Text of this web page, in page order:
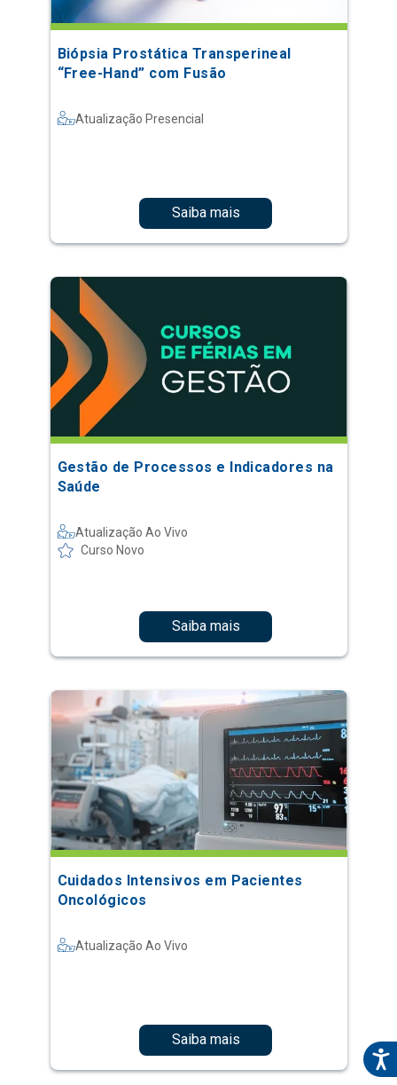
Biópsia Prostática Transperineal
“Free-Hand” com Fusão
Atualização Presencial
Saiba mais
Gestão de Processos e Indicadores na
Saúde
Atualização Ao Vivo
Curso Novo
Saiba mais
Cuidados Intensivos em Pacientes
Oncológicos
Atualização Ao Vivo
Saiba mais